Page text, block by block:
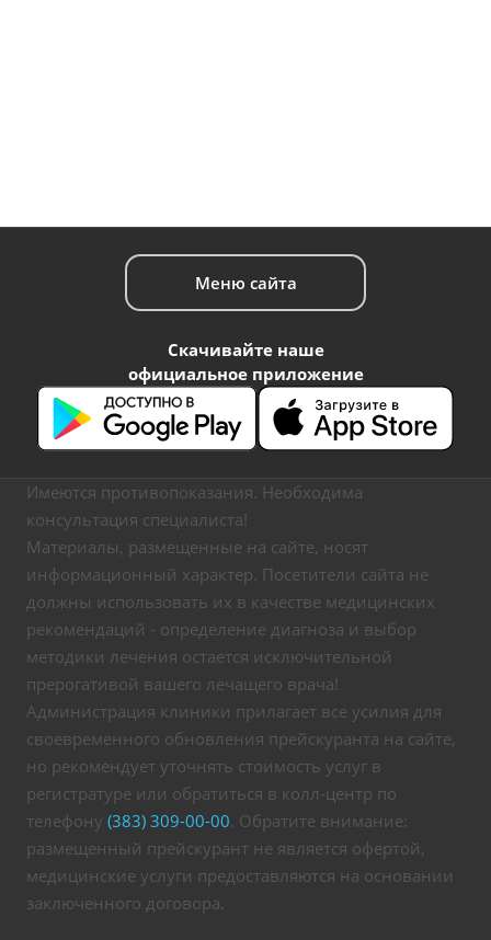
Меню сайта
Скачивайте наше
официальное приложение
Имеются противопоказания. Необходима
консультация специалиста!
Материалы, размещенные на сайте, носят
информационный характер. Посетители сайта не
должны использовать их в качестве медицинских
рекомендаций - определение диагноза и выбор
методики лечения остается исключительной
прерогативой вашего лечащего врача!
Администрация клиники прилагает все усилия для
своевременного обновления прейскуранта на сайте,
но рекомендует уточнять стоимость услуг в
регистратуре или обратиться в колл-центр по
телефону (383) 309-00-00. Обратите внимание:
размещенный прейскурант не является офертой,
медицинские услуги предоставляются на основании
заключенного договора.